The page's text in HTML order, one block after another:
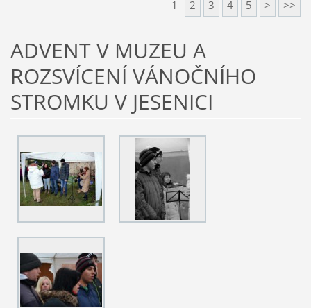
1 2 3 4 5 > >>
ADVENT V MUZEU A
ROZSVÍCENÍ VÁNOČNÍHO
STROMKU V JESENICI